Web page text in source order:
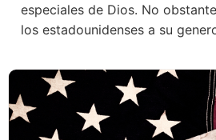
especiales de Dios. No
los estadounidenses a su